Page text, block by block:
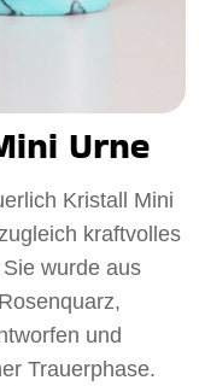
Urne
Kristall Mini
kraftvolles
wurde aus
und
Trauerphase.